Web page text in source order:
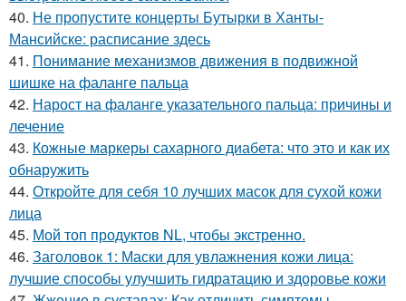
40. Не пропустите концерты Бутырки в Ханты-
Мансийске: расписание здесь
41. Понимание механизмов движения в подвижной
шишке на фаланге пальца
42. Нарост на фаланге указательного пальца: причины и
лечение
43. Кожные маркеры сахарного диабета: что это и как их
обнаружить
44. Откройте для себя 10 лучших масок для сухой кожи
лица
45. Мой топ продуктов NL, чтобы экстренно.
46. Заголовок 1: Маски для увлажнения кожи лица:
лучшие способы улучшить гидратацию и здоровье кожи